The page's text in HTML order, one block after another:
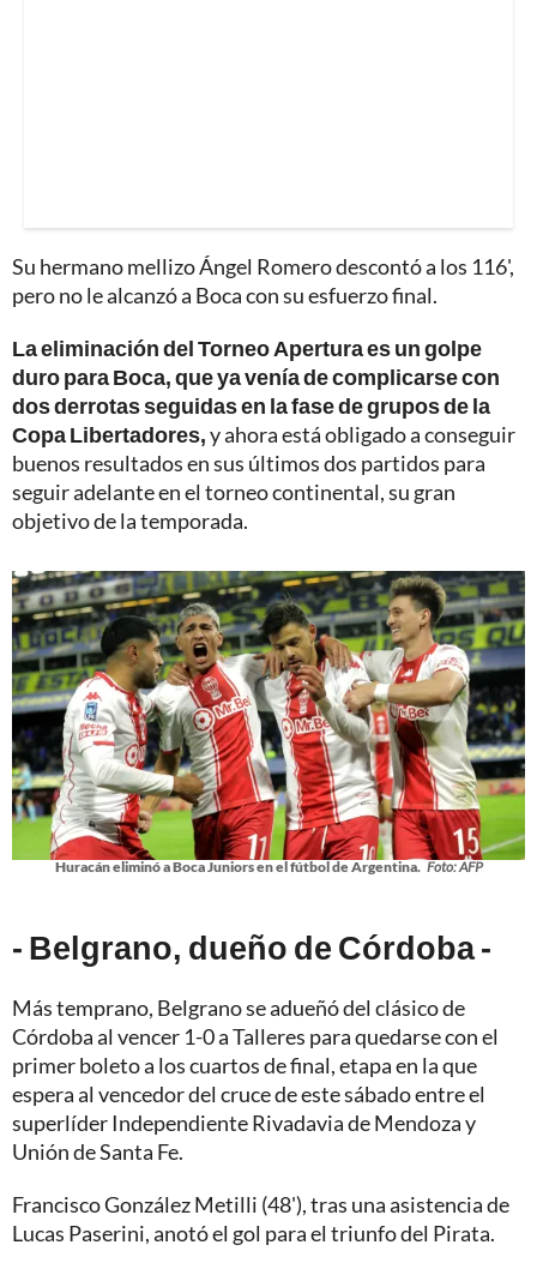
Su hermano mellizo Ángel Romero descontó a los 116',
pero no le alcanzó a Boca con su esfuerzo final.
La eliminación del Torneo Apertura es un golpe
duro para Boca, que ya venía de complicarse con
dos derrotas seguidas en la fase de grupos de la
Copa Libertadores,y ahora está obligado a conseguir
buenos resultados en sus últimos dos partidos para
seguir adelante en el torneo continental, su gran
objetivo de la temporada.
Huracán eliminó a Boca Juniors en el fútbol de Argentina. Foto: AFP
- Belgrano, dueño de Córdoba -
Más temprano, Belgrano se adueñó del clásico de
Córdoba al vencer 1-0 a Talleres para quedarse con el
primer boleto a los cuartos de final, etapa en la que
espera al vencedor del cruce de este sábado entre el
superlíder Independiente Rivadavia de Mendoza y
Unión de Santa Fe.
Francisco González Metilli (48'), tras una asistencia de
Lucas Paserini, anotó el gol para el triunfo del Pirata.